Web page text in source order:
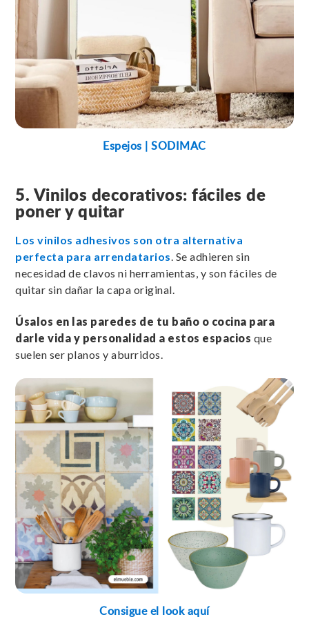
Espejos | SODIMAC
5. Vinilos decorativos: fáciles de
poner y quitar
Los vinilos adhesivos son otra alternativa
perfecta para arrendatarios. Se adhieren sin
necesidad de clavos ni herramientas, y son fáciles de
quitar sin dañar la capa original.
Úsalos en las paredes de tu baño o cocina para
darle vida y personalidad a estos espacios que
suelen ser planos y aburridos.
Consigue el look aquí